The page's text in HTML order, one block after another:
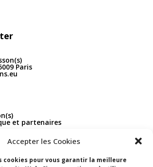
Accepter les Cookies
cookies pour vous garantir la meilleure
Paris
et partenaires